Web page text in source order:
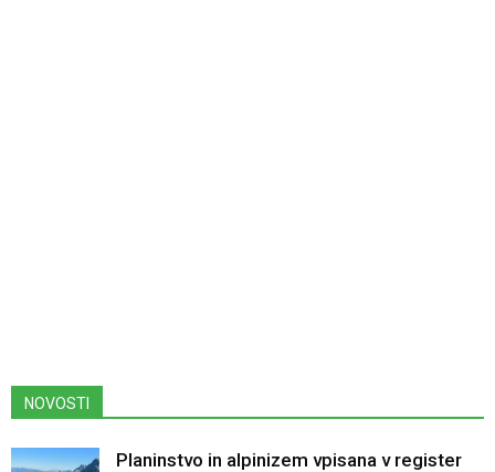
NOVOSTI
Planinstvo in alpinizem vpisana v register